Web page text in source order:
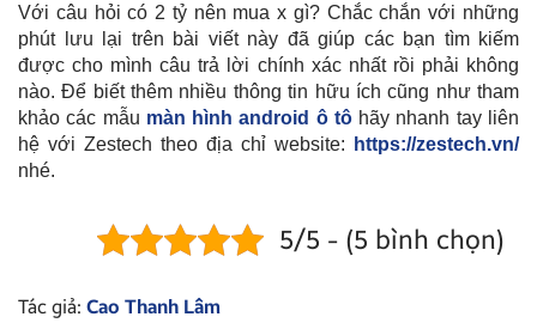
Với câu hỏi có 2 tỷ nên mua x gì? Chắc chắn với những
phút lưu lại trên bài viết này đã giúp các bạn tìm kiếm
được cho mình câu trả lời chính xác nhất rồi phải không
nào. Để biết thêm nhiều thông tin hữu ích cũng như tham
khảo các mẫu màn hình android ô tôhãy nhanh tay liên
hệ với Zestech theo địa chỉ website:
https://zestech.vn/
nhé.
5/5 - (5 bình chọn)
Tác giả: Cao Thanh Lâm